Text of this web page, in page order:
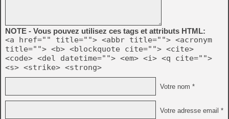
NOTE - Vous pouvez utilisez ces tags et attributs HTML:
<a href="" title=""> <abbr title=""> <acronym
title=""> <b> <blockquote cite=""> <cite>
<code> <del datetime=""> <em> <i> <q cite="">
<s> <strike> <strong>
Votre nom *
Votre adresse email *